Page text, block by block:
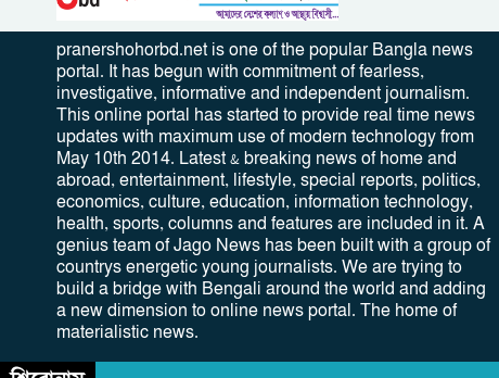
pranershohorbd.net is one of the popular Bangla news
portal. It has begun with commitment of fearless,
investigative, informative and independent journalism.
This online portal has started to provide real time news
updates with maximum use of modern technology from
May 10th 2014. Latest & breaking news of home and
abroad, entertainment, lifestyle, special reports, politics,
economics, culture, education, information technology,
health, sports, columns and features are included in it. A
genius team of Jago News has been built with a group of
countrys energetic young journalists. We are trying to
build a bridge with Bengali around the world and adding
a new dimension to online news portal. The home of
materialistic news.